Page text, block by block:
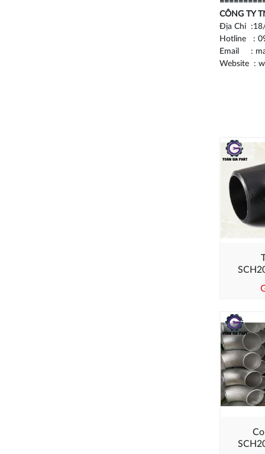
CÔNG TY
Địa Chỉ :18/
Hotline :
Email :
Website :